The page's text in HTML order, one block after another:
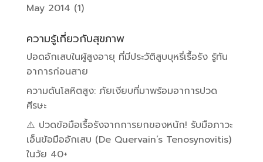
May 2014 (1)
ความรู้เกี่ยวกับสุขภาพ
ปอดอักเสบในผู้สูงอายุ ที่มีประวัติสูบบุหรี่เรื้อรัง รู้ทัน
อาการก่อนสาย
ความดันโลหิตสูง: ภัยเงียบที่มาพร้อมอาการปวด
ศีรษะ
⚠️ ปวดข้อมือเรื้อรังจากการยกของหนัก! รับมือภาวะ
เอ็นข้อมืออักเสบ (De Quervain’s Tenosynovitis)
ในวัย 40+